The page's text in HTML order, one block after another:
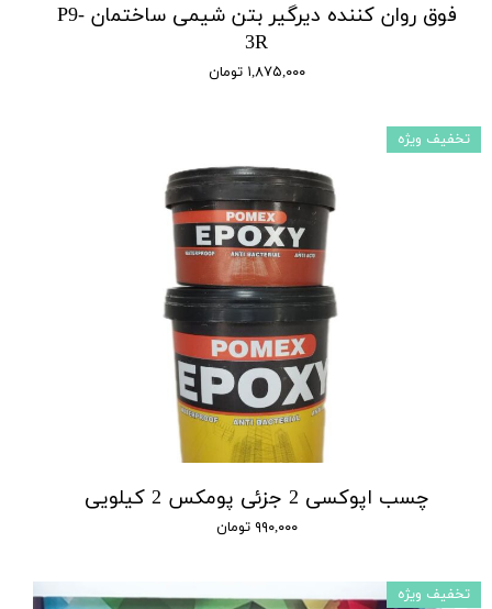
فوق روان کننده دیرگیر بتن شیمی ساختمان P9-
3R
۱,۸۷۵,۰۰۰ تومان
چسب اپوکسی 2 جزئی پومکس 2 کیلویی
۹۹۰,۰۰۰ تومان
تخفیف ویژه
تخفیف ویژه